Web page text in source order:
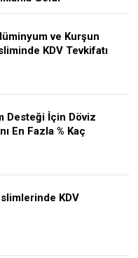
ve Kurşun
KDV Tevkifatı
Desteği İçin Döviz
En Fazla % Kaç
KDV